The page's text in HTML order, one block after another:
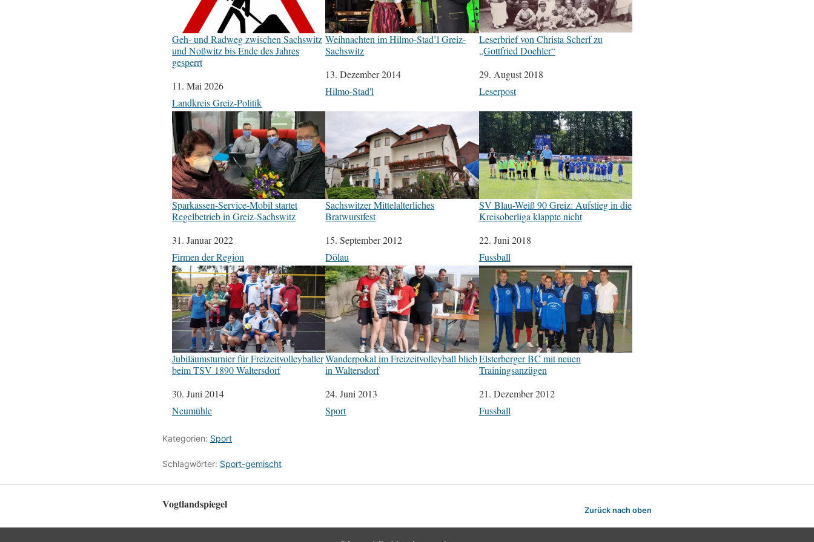
Geh- und Radweg zwischen Sachswitz
und Noßwitz bis Ende des Jahres
gesperrt
Datum
11. Mai 2026
In Bezug auf
Landkreis Greiz-Politik
Weihnachten im Hilmo-Stad’l Greiz-
Sachswitz
Datum
13. Dezember 2014
In Bezug auf
Hilmo-Stad'l
Leserbrief von Christa Scherf zu
„Gottfried Doehler“
Datum
29. August 2018
In Bezug auf
Leserpost
Sparkassen-Service-Mobil startet
Regelbetrieb in Greiz-Sachswitz
Datum
31. Januar 2022
In Bezug auf
Firmen der Region
Sachswitzer Mittelalterliches
Bratwurstfest
Datum
15. September 2012
In Bezug auf
Dölau
SV Blau-Weiß 90 Greiz: Aufstieg in die
Kreisoberliga klappte nicht
Datum
22. Juni 2018
In Bezug auf
Fussball
Jubiläumsturnier für Freizeitvolleyballer
beim TSV 1890 Waltersdorf
Datum
30. Juni 2014
In Bezug auf
Neumühle
Wanderpokal im Freizeitvolleyball blieb
in Waltersdorf
Datum
24. Juni 2013
In Bezug auf
Sport
Elsterberger BC mit neuen
Trainingsanzügen
Datum
21. Dezember 2012
In Bezug auf
Fussball
Kategorien: Sport
Schlagwörter: Sport-gemischt
Vogtlandspiegel Zurück nach oben